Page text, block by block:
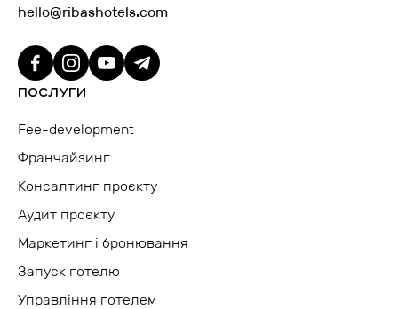
ПОСЛУГИ
Fee-development
Франчайзинг
Консалтинг проєкту
Аудит проєкту
Маркетинг і бронювання
Запуск готелю
Управління готелем
hello@ribashotels.com